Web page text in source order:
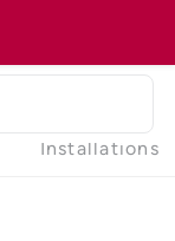
Installations